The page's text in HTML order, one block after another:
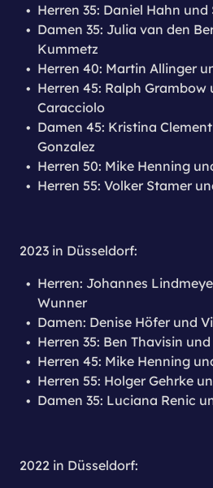
Herren 35: Daniel Hahn
Damen 35: Julia van den
Kummetz
Herren 40: Martin Allinger
Herren 45: Ralph Grambow
Caracciolo
Damen 45: Kristina
Gonzalez
Herren 50: Mike Henning
Herren 55: Volker Stamer
2023 in Düsseldorf:
Herren: Johannes
Wunner
Damen: Denise Höfer und
Herren 35: Ben Thavisin
Herren 45: Mike Henning
Herren 55: Holger Gehrke
Damen 35: Luciana Renic
2022 in Düsseldorf: